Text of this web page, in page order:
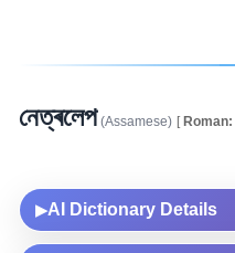
নেত্ৰলেপ (Assamese) [Roman:
▶AI Dictionary Details